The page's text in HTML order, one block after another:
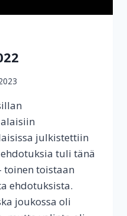
julkistettiin
tuli tänä
toinen toistaan
ehdotuksista.
joukossa oli